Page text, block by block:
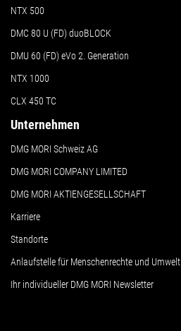
NTX 500
DMC 80 U (FD) duoBLOCK
DMU 60 (FD) eVo 2. Generation
NTX 1000
CLX 450 TC
Unternehmen
DMG MORI Schweiz AG
DMG MORI COMPANY LIMITED
DMG MORI AKTIENGESELLSCHAFT
Karriere
Standorte
Anlaufstelle für Menschenrechte und Umwelt
Ihr individueller DMG MORI Newsletter